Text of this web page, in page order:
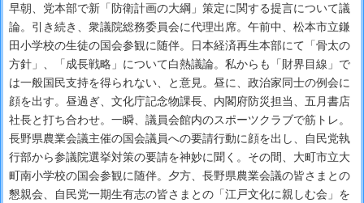
早朝、党本部で新「防衛計画の大綱」策定に関する提言について議
論。引き続き、衆議院総務委員会に代理出席。午前中、松本市立鎌
田小学校の生徒の国会参観に随伴。日本経済再生本部にて「骨太の
方針」、「成長戦略」について白熱議論。私からも「財界目線」で
は一般国民支持を得られない、と意見。昼に、政治家同士の例会に
顔を出す。昼過ぎ、文化庁記念物課長、内閣府防災担当、五月書店
社長と打ち合わせ。一瞬、議員会館内のスポーツクラブで筋トレ。
長野県農業会議主催の国会議員への要請行動に顔を出し、自民党執
行部から参議院選挙対策の要請を神妙に聞く。その間、大町市立大
町南小学校の国会参観に随伴。夕方、長野県農業会議の皆さまとの
懇親会、自民党一期生有志の皆さまとの「江戸文化に親しむ会」を